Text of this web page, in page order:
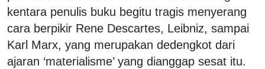
kentara penulis buku begitu tragis menyerang
cara berpikir Rene Descartes, Leibniz, sampai
Karl Marx, yang merupakan dedengkot dari
ajaran ‘materialisme’ yang dianggap sesat itu.